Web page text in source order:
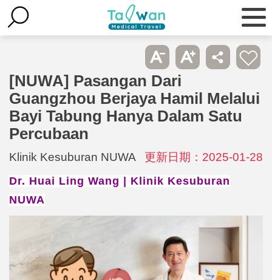
[NUWA] Pasangan Dari
Guangzhou Berjaya Hamil Melalui
Bayi Tabung Hanya Dalam Satu
Percubaan
Klinik Kesuburan NUWA 更新日期：2025-01-28
Dr. Huai Ling Wang | Klinik Kesuburan
NUWA